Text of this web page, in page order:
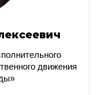
движения